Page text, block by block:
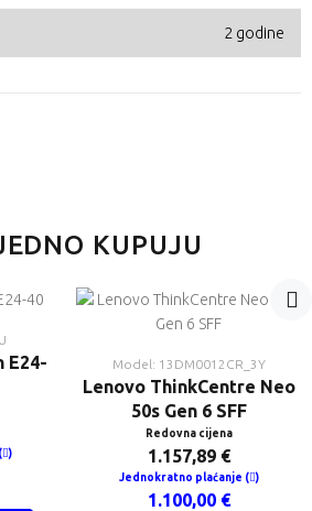
2 godine
KUPUJU
E24-
)
Model: 13DM0012CR_3Y
Lenovo ThinkCentre Neo
50s Gen 6 SFF
Redovna cijena
1.157,89 €
Jednokratno plaćanje ( )
1.100,00 €